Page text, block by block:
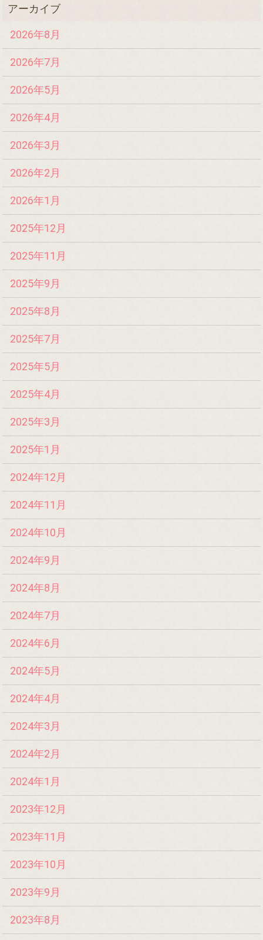
2026年8月
2026年7月
2026年5月
2026年4月
2026年3月
2026年2月
2026年1月
2025年12月
2025年11月
2025年9月
2025年8月
2025年7月
2025年5月
2025年4月
2025年3月
2025年1月
2024年12月
2024年11月
2024年10月
2024年9月
2024年8月
2024年7月
2024年6月
2024年5月
2024年4月
2024年3月
2024年2月
2024年1月
2023年12月
2023年11月
2023年10月
2023年9月
2023年8月